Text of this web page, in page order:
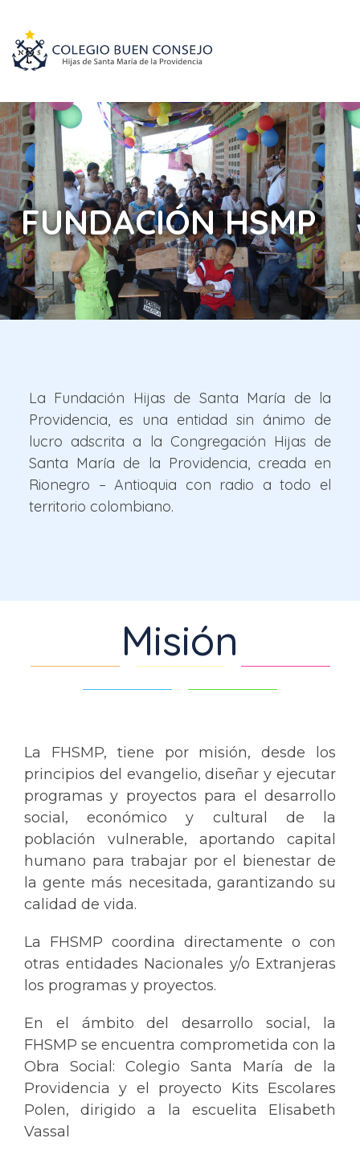
FUNDACIÓN HSMP
La Fundación Hijas de Santa María de la
Providencia, es una entidad sin ánimo de
lucro adscrita a la Congregación Hijas de
Santa María de la Providencia, creada en
Rionegro – Antioquia con radio a todo el
territorio colombiano.
Misión
La FHSMP, tiene por misión, desde los
principios del evangelio, diseñar y ejecutar
programas y proyectos para el desarrollo
social, económico y cultural de la
población vulnerable, aportando capital
humano para trabajar por el bienestar de
la gente más necesitada, garantizando su
calidad de vida.
La FHSMP coordina directamente o con
otras entidades Nacionales y/o Extranjeras
los programas y proyectos.
En el ámbito del desarrollo social, la
FHSMP se encuentra comprometida con la
Obra Social: Colegio Santa María de la
Providencia y el proyecto Kits Escolares
Polen, dirigido a la escuelita Elisabeth
Vassal